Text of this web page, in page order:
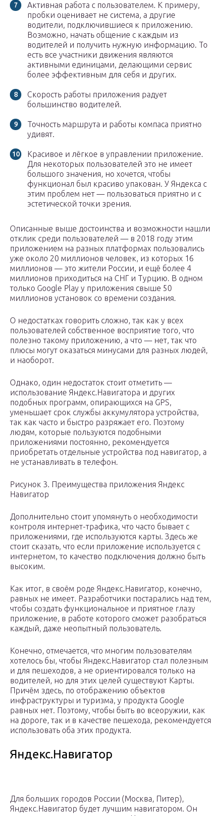
Активная работа с пользователем. К примеру,
пробки оценивает не система, а другие
водители, подключившиеся к приложению.
Возможно, начать общение с каждым из
водителей и получить нужную информацию. То
есть все участники движения являются
активными единицами, делающими сервис
более эффективным для себя и других.
Скорость работы приложения радует
большинство водителей.
Точность маршрута и работы компаса приятно
удивят.
Красивое и лёгкое в управлении приложение.
Для некоторых пользователей это не имеет
большого значения, но хочется, чтобы
функционал был красиво упакован. У Яндекса с
этим проблем нет — пользоваться приятно и с
эстетической точки зрения.
Описанные выше достоинства и возможности нашли
отклик среди пользователей — в 2018 году этим
приложением на разных платформах пользовались
уже около 20 миллионов человек, из которых 16
миллионов — это жители России, и ещё более 4
миллионов приходиться на СНГ и Турцию. В одном
только Google Play у приложения свыше 50
миллионов установок со времени создания.
О недостатках говорить сложно, так как у всех
пользователей собственное восприятие того, что
полезно такому приложению, а что — нет, так что
плюсы могут оказаться минусами для разных людей,
и наоборот.
Однако, один недостаток стоит отметить —
использование Яндекс.Навигатора и других
подобных программ, опирающихся на GPS,
уменьшает срок службы аккумулятора устройства,
так как часто и быстро разряжает его. Поэтому
людям, которые пользуются подобными
приложениями постоянно, рекомендуется
приобретать отдельные устройства под навигатор, а
не устанавливать в телефон.
Рисунок 3. Преимущества приложения Яндекс
Навигатор
Дополнительно стоит упомянуть о необходимости
контроля интернет-трафика, что часто бывает с
приложениями, где используются карты. Здесь же
стоит сказать, что если приложение используется с
интернетом, то качество подключения должно быть
высоким.
Как итог, в своём роде Яндекс.Навигатор, конечно,
равных не имеет. Разработчики постарались над тем,
чтобы создать функциональное и приятное глазу
приложение, в работе которого сможет разобраться
каждый, даже неопытный пользователь.
Конечно, отмечается, что многим пользователям
хотелось бы, чтобы Яндекс.Навигатор стал полезным
и для пешеходов, а не ориентировался только на
водителей, но для этих целей существуют Карты.
Причём здесь, по отображению объектов
инфраструктуры и туризма, у продукта Google
равных нет. Поэтому, чтобы быть во всеоружии, как
на дороге, так и в качестве пешехода, рекомендуется
использовать оба этих продукта.
Яндекс.Навигатор
Для больших городов России (Москва, Питер),
Яндекс.Навигатор будет лучшим навигатором. Он